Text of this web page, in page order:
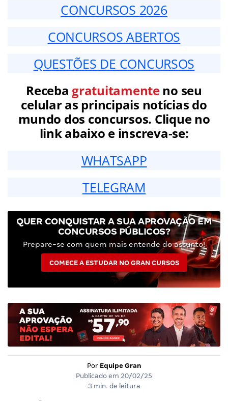
CONCURSOS 2026
CONCURSOS ABERTOS
QUESTÕES DE CONCURSOS
Receba gratuitamenteno seu
celular as principais notícias do
mundo dos concursos. Clique no
link abaixo e inscreva-se:
WHATSAPP
TELEGRAM
QUER CONQUISTAR A SUA APROVAÇÃO EM
CONCURSOS PÚBLICOS?
Prepare-se com quem mais entende do assunto!
COMECE A ESTUDAR NO GRAN CURSOS
Por Equipe Gran
Publicado em 20/02/25
3 min. de leitura